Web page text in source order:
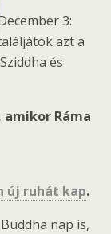
3:
azt a
és
amikor Ráma
új ruhát kap.
nap is,